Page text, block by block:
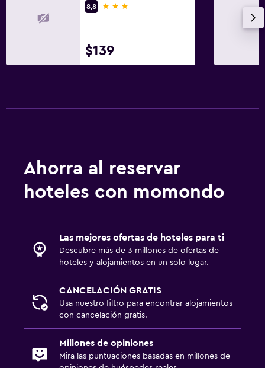
8,8
3 estrellas
$139
Ahorra al reservar
hoteles con momondo
Las mejores ofertas de hoteles para ti
Descubre más de 3 millones de ofertas de
hoteles y alojamientos en un solo lugar.
CANCELACIÓN GRATIS
Usa nuestro filtro para encontrar alojamientos
con cancelación gratis.
Millones de opiniones
Mira las puntuaciones basadas en millones de